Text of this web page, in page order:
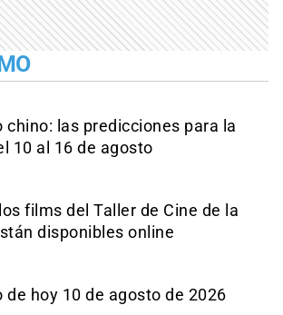
chino: las predicciones para la
10 al 16 de agosto
films del Taller de Cine de la
disponibles online
de hoy 10 de agosto de 2026